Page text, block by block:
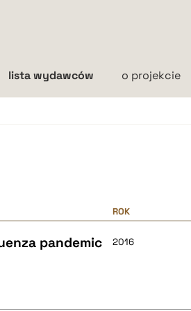
lista wydawców o projekcie
ROK
pandemic
2016